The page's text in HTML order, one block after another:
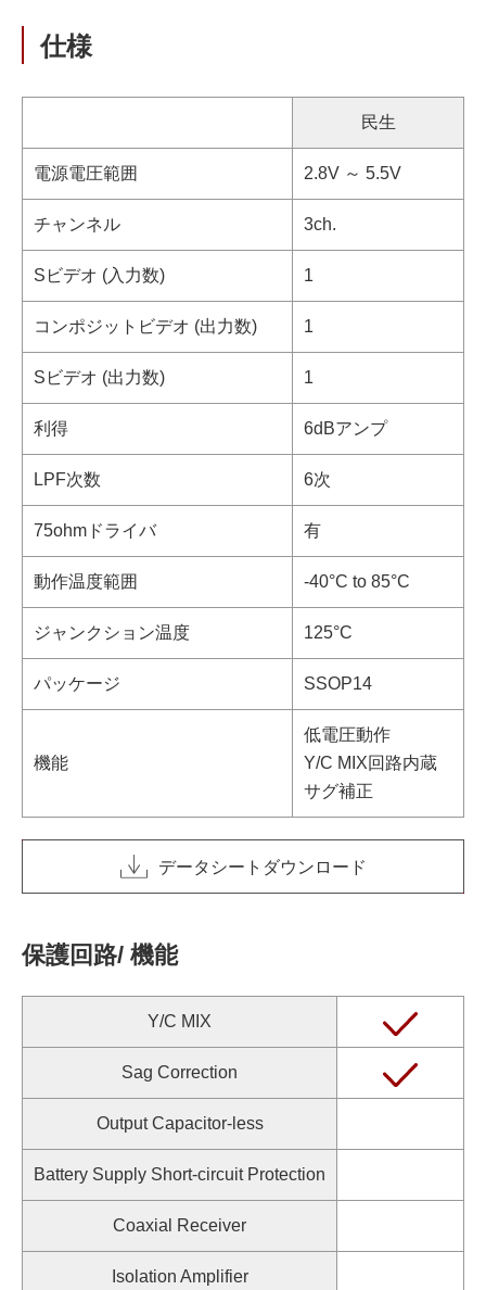
仕様
民生
電源電圧範囲 2.8V ～ 5.5V
チャンネル 3ch.
Sビデオ (入力数) 1
コンポジットビデオ (出力数) 1
Sビデオ (出力数) 1
利得 6dBアンプ
LPF次数 6次
75ohmドライバ 有
動作温度範囲 -40°C to 85°C
ジャンクション温度 125°C
パッケージ SSOP14
機能
低電圧動作
Y/C MIX回路内蔵
サグ補正
データシートダウンロード
保護回路/ 機能
Y/C MIX
Sag Correction
Output Capacitor-less
Battery Supply Short-circuit Protection
Coaxial Receiver
Isolation Amplifier